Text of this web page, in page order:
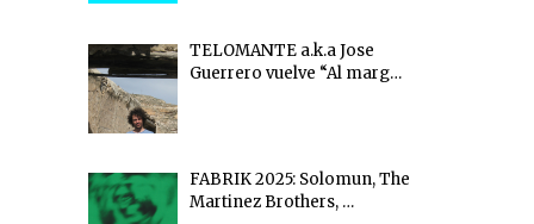
TELOMANTE a.k.a Jose
Guerrero vuelve “Al marg…
FABRIK 2025: Solomun, The
Martinez Brothers, …